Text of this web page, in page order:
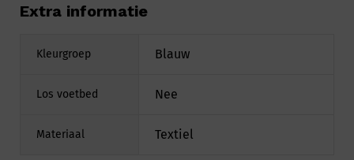
Extra informatie
Kleurgroep Blauw
Los voetbed Nee
Materiaal Textiel